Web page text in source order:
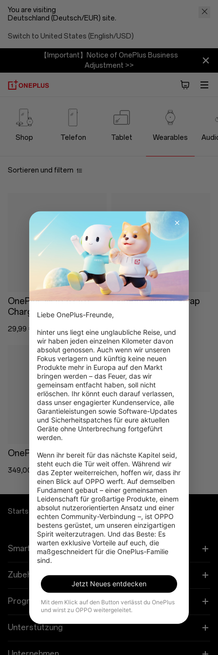
You are visiting
Deutschland (Deutsch/EUR) site.
Switch to United States (English/USD)
【Important】Notice of OnePlus Business
Adjustment >>
OnePlus
Wearables
Shop Telefon Tablet Wearables
Sortieren und filtern
Nicht auf Lager
OnePlus Watch Lite
Charging Base
29,99 €
Nicht auf Lager
OnePlus Watch Strap
18mm
29,99 €
Nicht auf Lager
OnePlus Watch 3
349,00 €
Startseite Wearables
Smartphones
OnePlus 13
OnePlus Open
Zubehör
Tablet
Wearables
Programme
Verbinde deine OnePlus-Geräte
Unterstützung
FAQs zum Thema Kauf
Liebe OnePlus-Freunde,
hinter uns liegt eine unglaubliche Reise, und
wir haben jeden einzelnen Kilometer davon
absolut genossen. Auch wenn wir unseren
Fokus verlagern und künftig keine neuen
Produkte mehr in Europa auf den Markt
bringen werden – das Feuer, das wir
gemeinsam entfacht haben, soll nicht
erlöschen. Ihr könnt euch darauf verlassen,
dass unser engagierter Kundenservice, alle
Garantieleistungen sowie Software-Updates
und Sicherheitspatches für eure aktuellen
Geräte ohne Unterbrechung fortgeführt
werden.
Wenn ihr bereit für das nächste Kapitel seid,
steht euch die Tür weit offen. Während wir
das Zepter weiterreichen, hoffen wir, dass ihr
einen Blick auf OPPO werft. Auf demselben
Fundament gebaut – einer gemeinsamen
Leidenschaft für großartige Produkte, einem
absolut nutzerorientierten Ansatz und einer
echten Community-Verbindung –, ist OPPO
bestens gerüstet, um unseren einzigartigen
Spirit weiterzutragen. Und das Beste: Es
warten exklusive Vorteile auf euch, die
maßgeschneidert für die OnePlus-Familie
sind.
Jetzt Neues entdecken
Mit dem Klick auf den Button verlässt du OnePlus
und wirst zu OPPO weitergeleitet.